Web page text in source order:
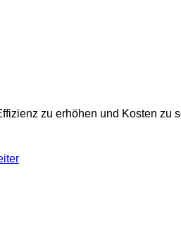
zu erhöhen und Kosten zu